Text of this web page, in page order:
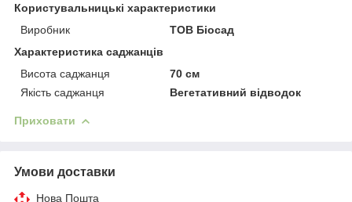
Користувальницькі характеристики
Виробник
ТОВ Біосад
Характеристика саджанців
Висота саджанця
70 см
Якість саджанця
Вегетативний відводок
Приховати
Умови доставки
Нова Пошта